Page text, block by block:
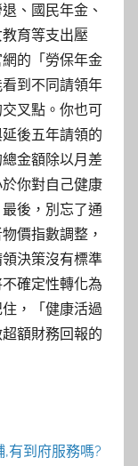
、國民年金、
育等支出壓
的「勞保年金
到不同請領年
叉點。你也可
後五年請領的
金額除以月差
你對自己健康
後，別忘了通
價指數調整，
決策沒有標準
確定性轉化為
，「健康活過
額財務回報的
,有到府服務嗎?